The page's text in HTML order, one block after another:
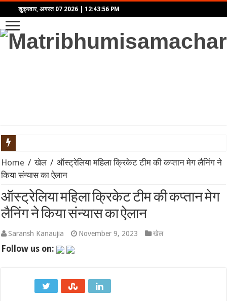
शुक्रवार, अगस्त 07 2026 12:43:56 PM
‘आवारापन 2’ का टीज़र रिलीज़: इमरान हाशमी फिर दिखेंगे ‘शिवम
बॉम्बे हाईकोर्ट से तरुण तेजपाल को बड़ा झटका: यौन उत्पीड़न मामले में
Velo की नई ग्लोबल रिसर्च में सामने आया सेल्फ-एक्सप्रेशन का रिपल इफेक्ट
एथेनॉल नीति पर बने फर्जी और डीपफेक वीडियो हटाएं: बॉम्बे हाईकोर्ट का
JPSC-JSSC प्रदर्शन: सोनम वांगचुक से वीडियो कॉल पर बात के बाद
Home / खेल / ऑस्ट्रेलिया महिला क्रिकेट टीम की कप्तान मेग लैनिंग ने
किया संन्यास का ऐलान
ऑस्ट्रेलिया महिला क्रिकेट टीम की कप्तान मेग
लैनिंग ने किया संन्यास का ऐलान
Saransh Kanaujia November 9, 2023 खेल
Follow us on: